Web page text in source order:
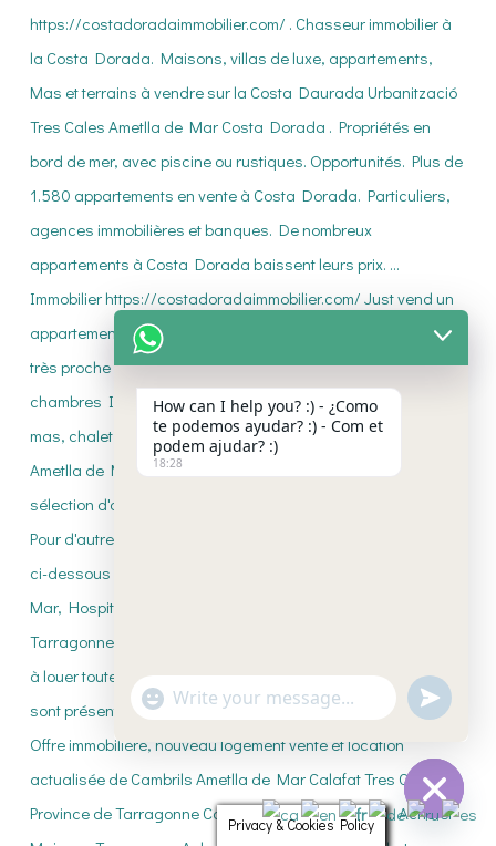
Privacy & Cookies Policy
How can I help you? :) - ¿Como
te podemos ayudar? :) - Com et
podem ajudar? :)
18:28
WhatsApp
Message